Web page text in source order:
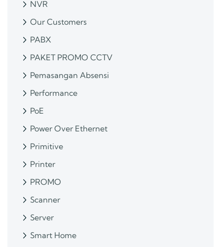
NVR
Our Customers
PABX
PAKET PROMO CCTV
Pemasangan Absensi
Performance
PoE
Power Over Ethernet
Primitive
Printer
PROMO
Scanner
Server
Smart Home